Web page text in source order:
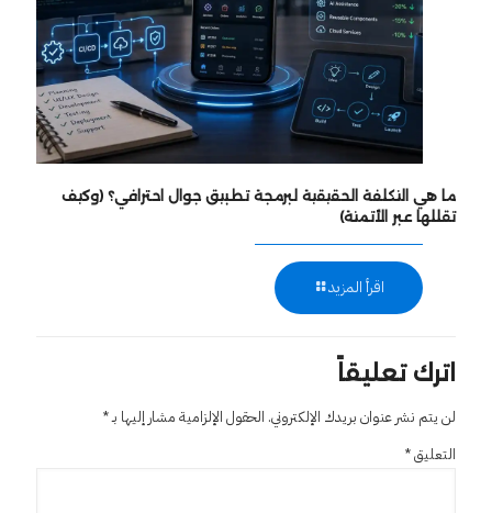
ما هي التكلفة الحقيقية لبرمجة تطبيق جوال احترافي؟ (وكيف
تقللها عبر الأتمتة)
اقرأ المزيد
اترك تعليقاً
لن يتم نشر عنوان بريدك الإلكتروني. الحقول الإلزامية مشار إليها بـ*
التعليق*